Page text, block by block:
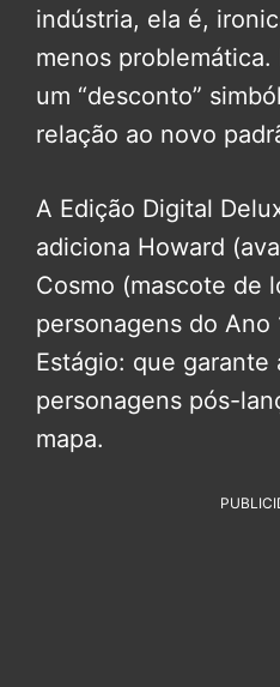
indústria, ela é,
menos
um “desconto”
relação ao novo
A Edição Digital
adiciona Howard
Cosmo (mascote de
personagens do Ano
Estágio: que garante
personagens pós-
mapa.